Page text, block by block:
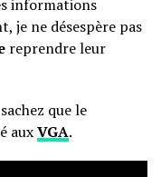
informations
je ne désespère pas
reprendre leur
que le
auxVGA.